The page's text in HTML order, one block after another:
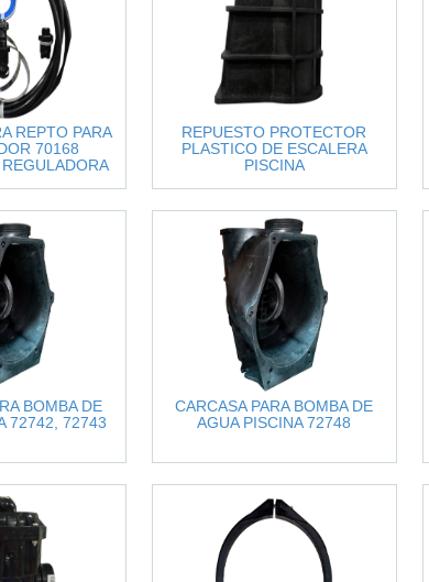
REPTO PARA
70168
REPUESTO PROTECTOR
PLASTICO DE ESCALERA
PISCINA
BOMBA DE
72742, 72743
CARCASA PARA BOMBA DE
AGUA PISCINA 72748